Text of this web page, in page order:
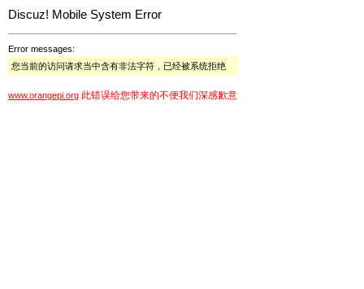
Discuz! Mobile System Error
Error messages:
您当前的访问请求当中含有非法字符，已经被系统拒绝
www.orangepi.org 此错误给您带来的不便我们深感歉意